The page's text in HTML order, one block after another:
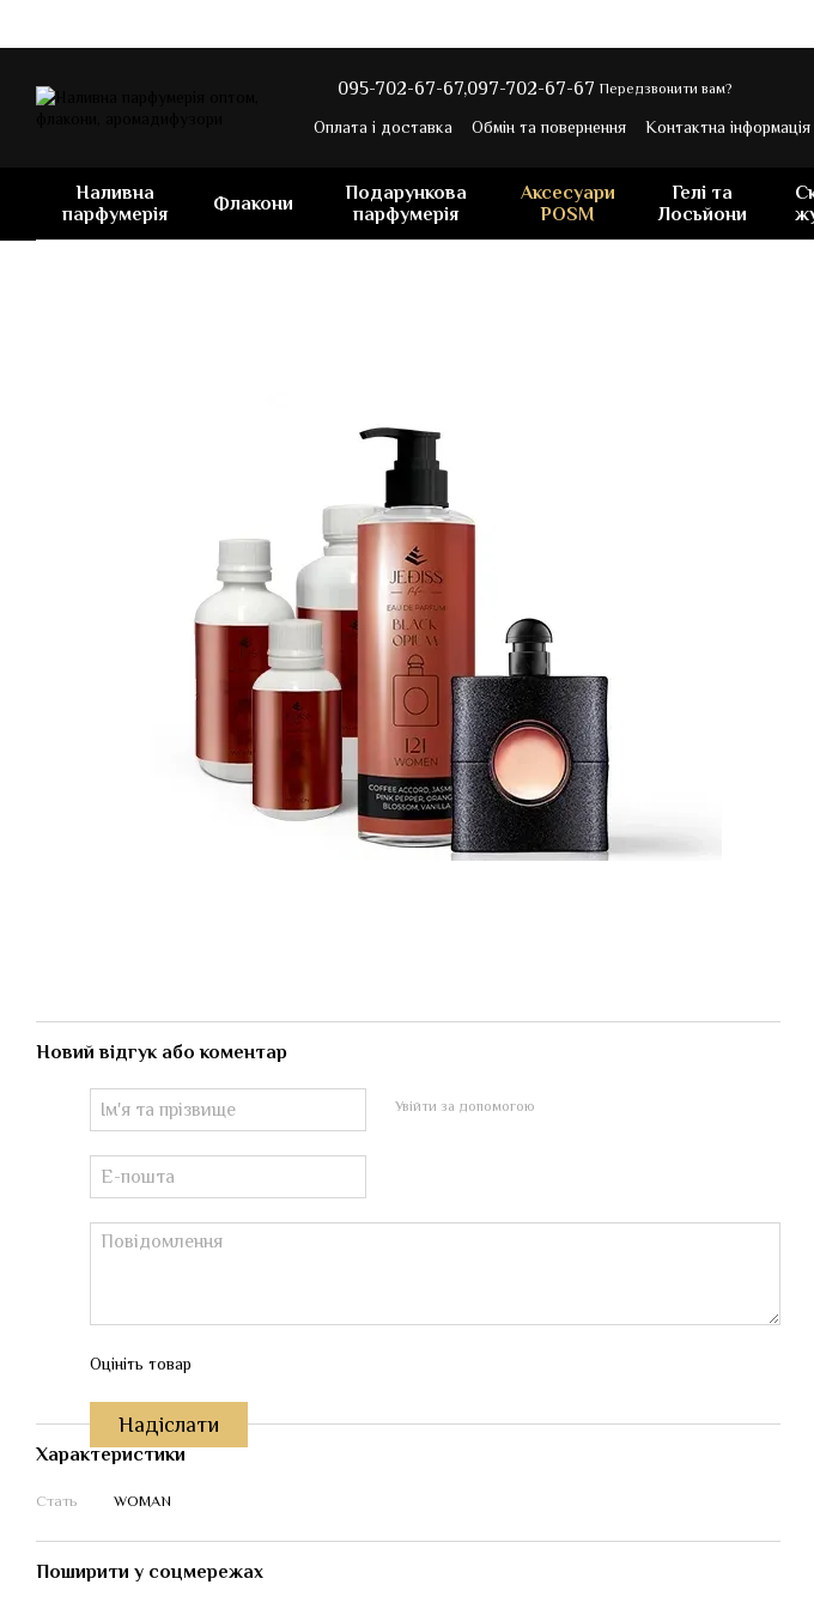
095-702-67-67,097-702-67-67 Передзвонити вам?
Оплата і доставка Обмін та повернення Контактна інформація
Наливна
парфумерія
Флакони
Подарункова
парфумерія
Аксесуари
POSM
Гелі та
Лосьйони
Новий відгук або коментар
Увійти за допомогою
Оцініть товар
Надіслати
Характеристики
Стать WOMAN
Поширити у соцмережах